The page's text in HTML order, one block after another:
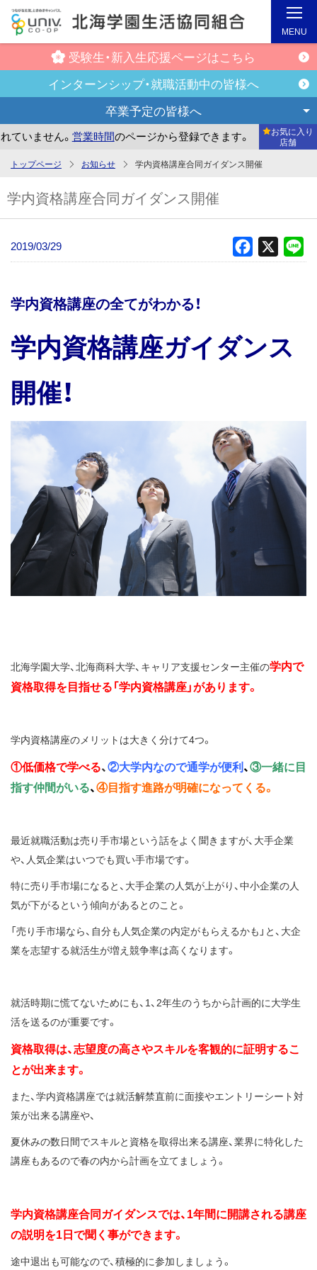
ン
コ
受験生・新入生応援ページはこちら
インターンシップ・就職活動中の皆様へ
卒業予定の皆様へ
せん。営業時間のページから登録できます。 まだお気
お気に入り
店舗
MENU
トップページ お知らせ 学内資格講座合同ガイダンス開催
学内資格講座合同ガイダンス開催
2019/03/29 Facebook
学内資格講座の全てがわかる！
学内資格講座ガイダンス
開催！
北海学園大学、北海商科大学、キャリア支援センター主催の学内で
資格取得を目指せる「学内資格講座」があります。
学内資格講座のメリットは大きく分けて4つ。
①低価格で学べる、②大学内なので通学が便利、③一緒に目
指す仲間がいる、④目指す進路が明確になってくる。
最近就職活動は売り手市場という話をよく聞きますが、大手企業
や、人気企業はいつでも買い手市場です。
特に売り手市場になると、大手企業の人気が上がり、中小企業の人
気が下がるという傾向があるとのこと。
「売り手市場なら、自分も人気企業の内定がもらえるかも」と、大企
業を志望する就活生が増え競争率は高くなります。
就活時期に慌てないためにも、1、2年生のうちから計画的に大学生
活を送るのが重要です。
資格取得は、志望度の高さやスキルを客観的に証明するこ
とが出来ます。
また、学内資格講座では就活解禁直前に面接やエントリーシート対
策が出来る講座や、
夏休みの数日間でスキルと資格を取得出来る講座、業界に特化した
講座もあるので春の内から計画を立てましょう。
学内資格講座合同ガイダンスでは、1年間に開講される講座
の説明を1日で聞く事ができます。
途中退出も可能なので、積極的に参加しましょう。